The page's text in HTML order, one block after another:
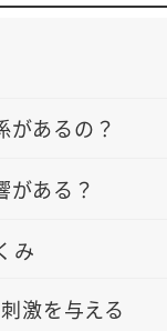
があるの？
がある？
み
激を与える